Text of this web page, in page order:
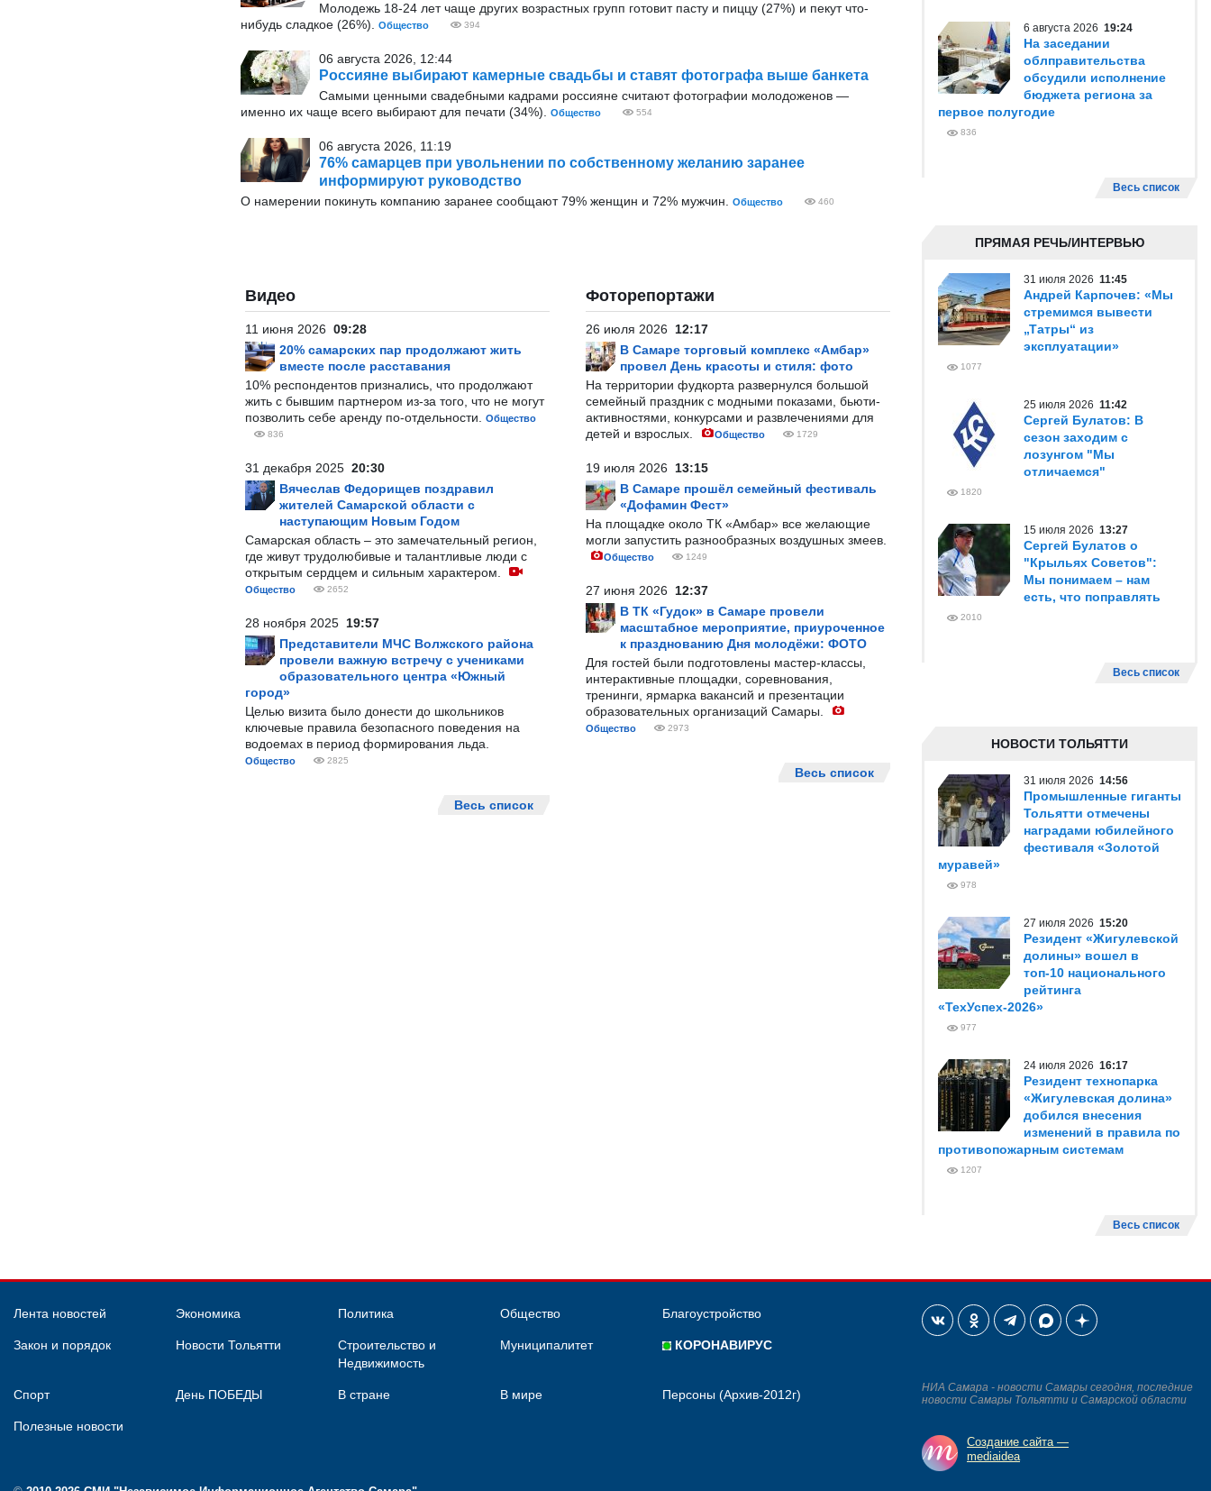
Молодежь 18-24 лет чаще других возрастных групп готовит пасту и пиццу (27%) и пекут что-
нибудь сладкое (26%).
Общество 394
06 августа 2026, 12:44
Россияне выбирают камерные свадьбы и ставят фотографа выше банкета
Самыми ценными свадебными кадрами россияне считают фотографии молодоженов —
именно их чаще всего выбирают для печати (34%).
Общество 554
06 августа 2026, 11:19
76% самарцев при увольнении по собственному желанию заранее
информируют руководство
О намерении покинуть компанию заранее сообщают 79% женщин и 72% мужчин. Общество 460
Видео
11 июня 2026 09:28
20% самарских пар продолжают жить
вместе после расставания
10% респондентов признались, что продолжают
жить с бывшим партнером из-за того, что не могут
позволить себе аренду по-отдельности.
Общество
836
31 декабря 2025 20:30
Вячеслав Федорищев поздравил
жителей Самарской области с
наступающим Новым Годом
Самарская область – это замечательный регион,
где живут трудолюбивые и талантливые люди с
открытым сердцем и сильным характером.
Общество 2652
28 ноября 2025 19:57
Представители МЧС Волжского района
провели важную встречу с учениками
образовательного центра «Южный
город»
Целью визита было донести до школьников
ключевые правила безопасного поведения на
водоемах в период формирования льда.
Общество 2825
Весь список
Фоторепортажи
26 июля 2026 12:17
В Самаре торговый комплекс «Амбар»
провел День красоты и стиля: фото
На территории фудкорта развернулся большой
семейный праздник с модными показами, бьюти-
активностями, конкурсами и развлечениями для
детей и взрослых.
Общество 1729
19 июля 2026 13:15
В Самаре прошёл семейный фестиваль
«Дофамин Фест»
На площадке около ТК «Амбар» все желающие
могли запустить разнообразных воздушных змеев.
Общество 1249
27 июня 2026 12:37
В ТК «Гудок» в Самаре провели
масштабное мероприятие, приуроченное
к празднованию Дня молодёжи: ФОТО
Для гостей были подготовлены мастер-классы,
интерактивные площадки, соревнования,
тренинги, ярмарка вакансий и презентации
образовательных организаций Самары.
Общество 2973
Весь список
6 августа 2026 19:24
На заседании
облправительства
обсудили исполнение
бюджета региона за
первое полугодие
836
Весь список
ПРЯМАЯ РЕЧЬ/ИНТЕРВЬЮ
31 июля 2026 11:45
Андрей Карпочев: «Мы
стремимся вывести
„Татры“ из
эксплуатации»
1077
25 июля 2026 11:42
Сергей Булатов: В
сезон заходим с
лозунгом "Мы
отличаемся"
1820
15 июля 2026 13:27
Сергей Булатов о
"Крыльях Советов":
Мы понимаем – нам
есть, что поправлять
2010
Весь список
НОВОСТИ ТОЛЬЯТТИ
31 июля 2026 14:56
Промышленные гиганты
Тольятти отмечены
наградами юбилейного
фестиваля «Золотой
муравей»
978
27 июля 2026 15:20
Резидент «Жигулевской
долины» вошел в
топ-10 национального
рейтинга
«ТехУспех-2026»
977
24 июля 2026 16:17
Резидент технопарка
«Жигулевская долина»
добился внесения
изменений в правила по
противопожарным системам
1207
Весь список
Лента новостей Экономика Политика Общество Благоустройство
Закон и порядок Новости Тольятти
Строительство и
Недвижимость
Муниципалитет КОРОНАВИРУС
Спорт День ПОБЕДЫ В стране В мире Персоны (Архив-2012г)
Полезные новости
НИА Самара - новости Самары сегодня, последние
новости Самары Тольятти и Самарской области
Создание сайта —
mediaidea